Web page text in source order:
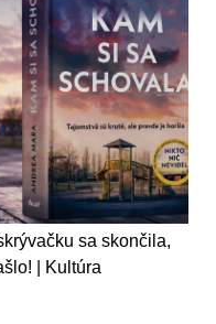
sa skončila,
| Kultúra